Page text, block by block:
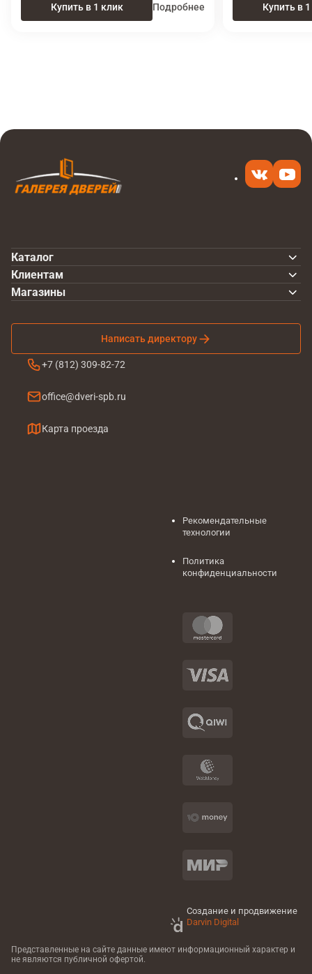
Купить в 1 клик Подробнее Купить в
Каталог
Клиентам
Написать директору
+7 (812) 309-82-72
office@dveri-spb.ru
Карта проезда
Магазины
Рекомендательные
технологии
Политика
конфиденциальности
Создание и продвижение
Darvin Digital
Представленные на сайте данные имеют информационный характер и
не являются публичной офертой.